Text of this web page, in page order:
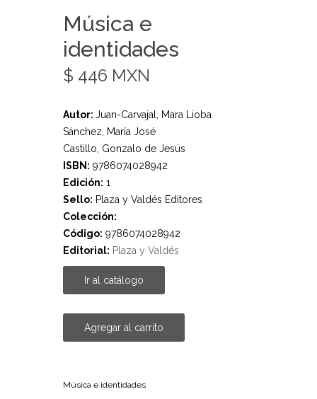
Música e
identidades
$ 446 MXN
Autor: Juan-Carvajal, Mara Lioba
Sánchez, María José
Castillo, Gonzalo de Jesús
ISBN: 9786074028942
Edición: 1
Sello: Plaza y Valdés Editores
Colección:
Código: 9786074028942
Editorial: Plaza y Valdés
Ir al catálogo
Agregar al carrito
Música e identidades